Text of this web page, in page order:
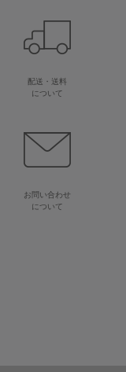
配送・送料
について
お問い合わせ
について